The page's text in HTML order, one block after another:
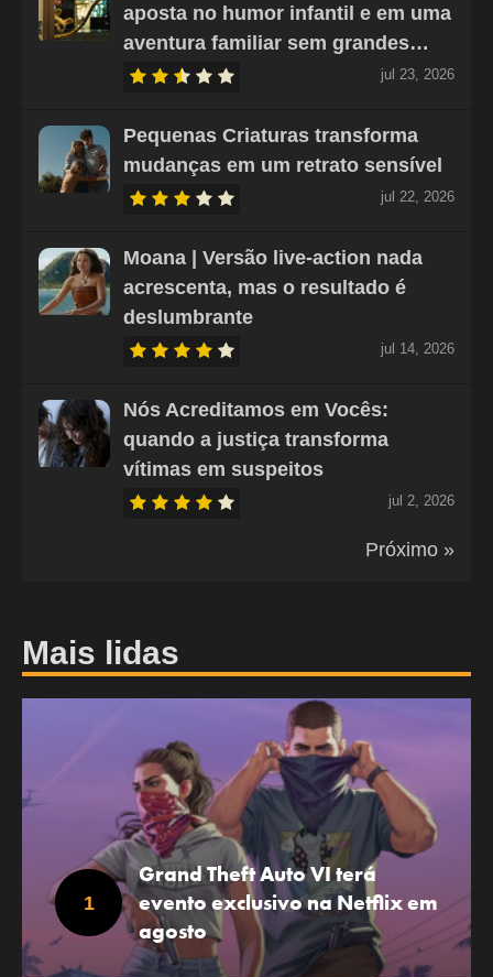
aposta no humor infantil e em uma
aventura familiar sem grandes…
jul 23, 2026
Pequenas Criaturas transforma
mudanças em um retrato sensível
jul 22, 2026
Moana | Versão live-action nada
acrescenta, mas o resultado é
deslumbrante
jul 14, 2026
Nós Acreditamos em Vocês:
quando a justiça transforma
vítimas em suspeitos
jul 2, 2026
Próximo »
Mais lidas
Grand Theft Auto VI terá
evento exclusivo na Netflix em
agosto